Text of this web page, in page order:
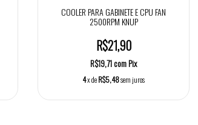
COOLER PARA GABINETE E CPU FAN
2500RPM KNUP
R$21,90
R$19,71comPix
4x deR$5,48sem juros